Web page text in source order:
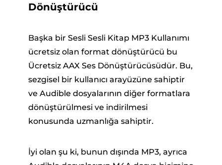
Dönüştürücü
Başka bir Sesli Sesli Kitap MP3 Kullanımı
ücretsiz olan format dönüştürücü bu
Ücretsiz AAX Ses Dönüştürücüsüdür. Bu,
sezgisel bir kullanıcı arayüzüne sahiptir
ve Audible dosyalarının diğer formatlara
dönüştürülmesi ve indirilmesi
konusunda uzmanlığa sahiptir.
İyi olan şu ki, bunun dışında MP3, ayrıca